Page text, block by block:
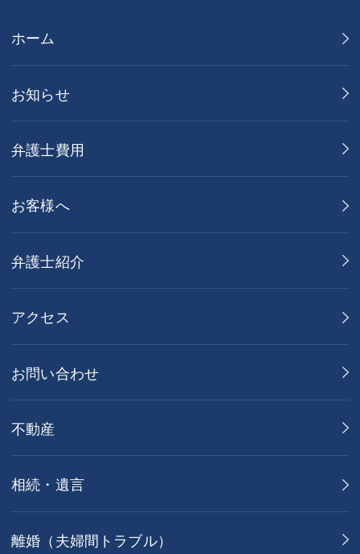
ホーム
お知らせ
弁護士費用
お客様へ
弁護士紹介
アクセス
お問い合わせ
不動産
相続・遺言
離婚（夫婦間トラブル）